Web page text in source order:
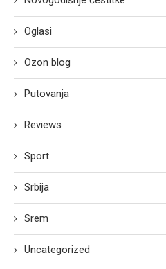
Oglasi
Ozon blog
Putovanja
Reviews
Sport
Srbija
Srem
Uncategorized